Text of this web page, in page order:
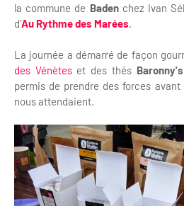
la commune de Badenchez Ivan
d'Au Rythme des Marées.
La journée a démarré de façon
des Vénèteset des thés Baronny's
permis de prendre des forces
nous attendaient.